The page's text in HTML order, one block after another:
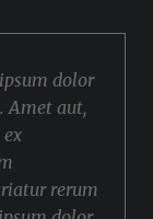
dolor
Amet aut,
rerum